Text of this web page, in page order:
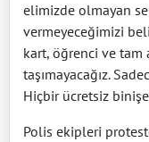
elimizde olmayan
vermeyeceğimizi
kart, öğrenci ve
taşımayacağız.
Hiçbir ücretsiz
Polis ekipleri